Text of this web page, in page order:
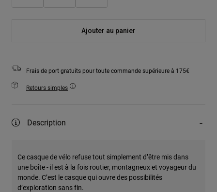
Ajouter au panier
Frais de port gratuits pour toute commande supérieure à 175€
Retours simples
Description
Ce casque de vélo refuse tout simplement d’être mis dans
une boîte - il est à la fois routier, montagneux et voyageur du
monde. C’est le casque qui ouvre des possibilités
d’exploration sans fin.